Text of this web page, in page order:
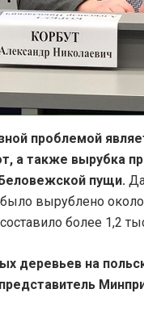
проблемой
а также вырубка
пущи.
вырублено
более 1,2
деревьев на